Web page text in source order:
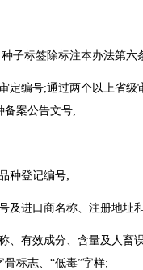
标签除标注本办法第六条
编号;通过两个以上省级
备案公告文号;
种登记编号;
进口商名称、注册地址
有效成分、含量及人畜
标志、“低毒”字样;